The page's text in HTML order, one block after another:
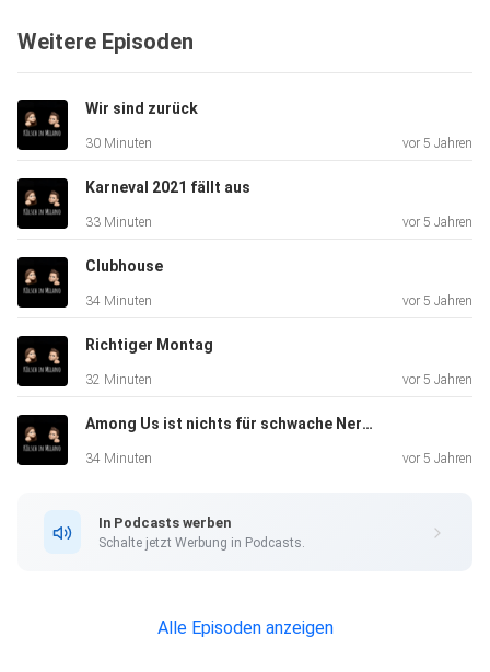
Weitere Episoden
Wir sind zurück
30 Minuten vor 5 Jahren
Karneval 2021 fällt aus
33 Minuten vor 5 Jahren
Clubhouse
34 Minuten vor 5 Jahren
Richtiger Montag
32 Minuten vor 5 Jahren
Among Us ist nichts für schwache Nerven
34 Minuten vor 5 Jahren
In Podcasts werben
Schalte jetzt Werbung in Podcasts.
Alle Episoden anzeigen